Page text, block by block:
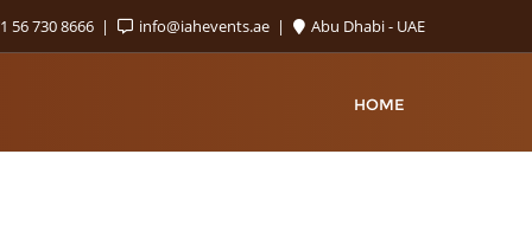
56 730 8666 info@iahevents.ae Abu Dhabi - UAE
HOME